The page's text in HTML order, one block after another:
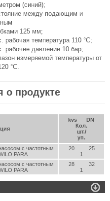
(синий);
между подающим и
125 мм;
рабочая температура 110 °C;
рабочее давление 10 бар;
измеряемой температуры от
°C.
продукте
kvs
DN
Кол.
шт./
уп.
с частотным
PARA
20
25
1
с частотным
PARA
28
32
1
